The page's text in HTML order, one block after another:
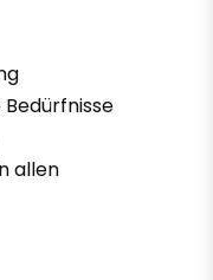
allen